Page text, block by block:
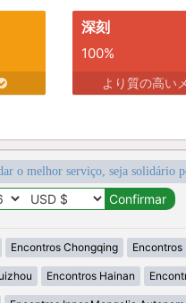
深刻
100%
より質の高い
o melhor serviço, seja solidário
Encontros Chongqing Encontros
Encontros Hainan